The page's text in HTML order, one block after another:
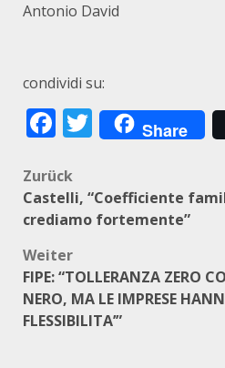
Antonio David
condividi su:
Facebook
Twitter
Share
Zurück
Castelli, “Coefficiente
crediamo fortemente”
Weiter
FIPE: “TOLLERANZA ZERO
NERO, MA LE IMPRESE
FLESSIBILITA’”